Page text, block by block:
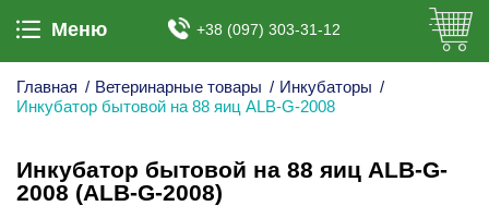
Меню +38 (097) 303-31-12
Главная / Ветеринарные товары / Инкубаторы /
Инкубатор бытовой на 88 яиц ALB-G-2008
Инкубатор бытовой на 88 яиц ALB-G-
2008 (ALB-G-2008)